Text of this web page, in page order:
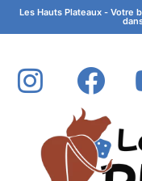
Les Hauts Plateaux - Votre